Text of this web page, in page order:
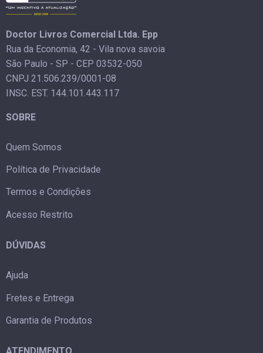
Doctor Livros Comercial Ltda. Epp
Rua da Economia, 42 - Vila nova savoia
São Paulo - SP - CEP 03532-050
CNPJ 21.506.239/0001-08
INSC. EST. 144.101.443.117
SOBRE
Quem Somos
Política de Privacidade
Termos e Condições
Acesso Restrito
DÚVIDAS
Ajuda
Fretes e Entrega
Garantia de Produtos